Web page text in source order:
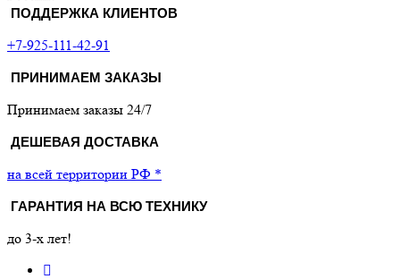
ПОДДЕРЖКА КЛИЕНТОВ
+7-925-111-42-91
ПРИНИМАЕМ ЗАКАЗЫ
Принимаем заказы 24/7
ДЕШЕВАЯ ДОСТАВКА
на всей территории РФ *
ГАРАНТИЯ НА ВСЮ ТЕХНИКУ
до 3-х лет!